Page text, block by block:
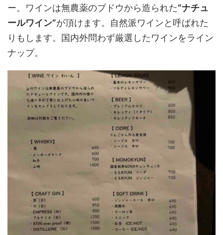
ー。ワインは無農薬のブドウから造られた”ナチュ
ールワイン”が頂けます。自然派ワインと呼ばれた
りもします。国内外問わず厳選したワインをライン
ナップ。